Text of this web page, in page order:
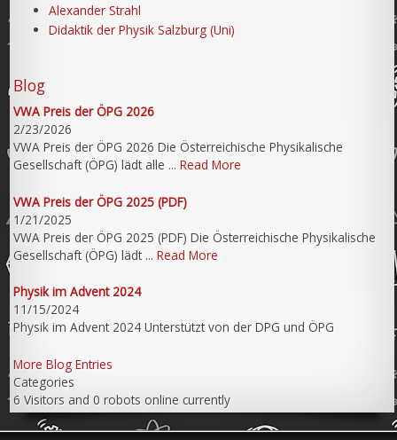
Alexander Strahl
Didaktik der Physik Salzburg (Uni)
Blog
VWA Preis der ÖPG 2026
2/23/2026
VWA Preis der ÖPG 2026 Die Österreichische Physikalische
Gesellschaft (ÖPG) lädt alle ...Read More
VWA Preis der ÖPG 2025 (PDF)
1/21/2025
VWA Preis der ÖPG 2025 (PDF) Die Österreichische Physikalische
Gesellschaft (ÖPG) lädt ...Read More
Physik im Advent 2024
11/15/2024
Physik im Advent 2024 Unterstützt von der DPG und ÖPG
More Blog Entries
Categories
6 Visitors and 0 robots online currently